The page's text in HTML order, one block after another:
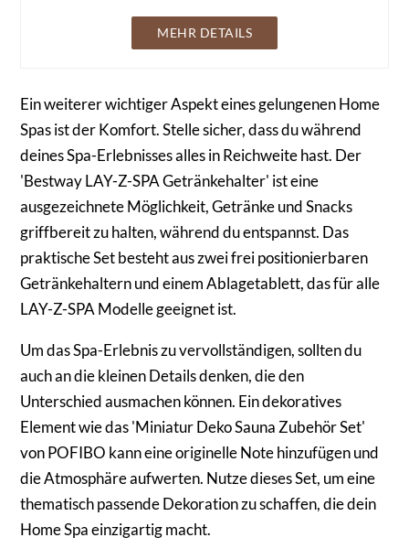
MEHR DETAILS
Ein weiterer wichtiger Aspekt eines gelungenen Home
Spas ist der Komfort. Stelle sicher, dass du während
deines Spa-Erlebnisses alles in Reichweite hast. Der
'Bestway LAY-Z-SPA Getränkehalter' ist eine
ausgezeichnete Möglichkeit, Getränke und Snacks
griffbereit zu halten, während du entspannst. Das
praktische Set besteht aus zwei frei positionierbaren
Getränkehaltern und einem Ablagetablett, das für alle
LAY-Z-SPA Modelle geeignet ist.
Um das Spa-Erlebnis zu vervollständigen, sollten du
auch an die kleinen Details denken, die den
Unterschied ausmachen können. Ein dekoratives
Element wie das 'Miniatur Deko Sauna Zubehör Set'
von POFIBO kann eine originelle Note hinzufügen und
die Atmosphäre aufwerten. Nutze dieses Set, um eine
thematisch passende Dekoration zu schaffen, die dein
Home Spa einzigartig macht.